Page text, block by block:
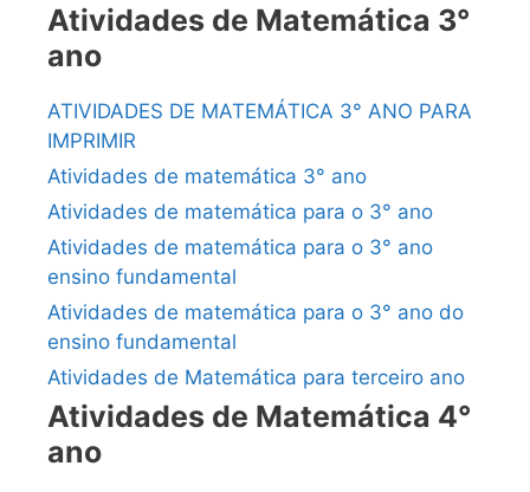
Atividades de Matemática 3°
ano
ATIVIDADES DE MATEMÁTICA 3° ANO PARA
IMPRIMIR
Atividades de matemática 3° ano
Atividades de matemática para o 3° ano
Atividades de matemática para o 3° ano
ensino fundamental
Atividades de matemática para o 3° ano do
ensino fundamental
Atividades de Matemática para terceiro ano
Atividades de Matemática 4°
ano